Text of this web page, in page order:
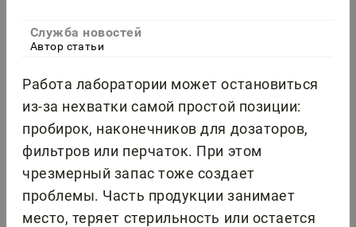
Служба новостей
Автор статьи
Работа лаборатории может остановиться
из-за нехватки самой простой позиции:
пробирок, наконечников для дозаторов,
фильтров или перчаток. При этом
чрезмерный запас тоже создает
проблемы. Часть продукции занимает
место, теряет стерильность или остается